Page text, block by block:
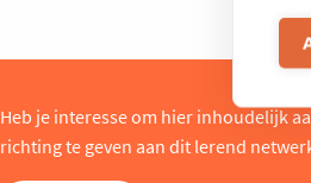
Heb je interesse om hier inhoudelijk
richting te geven aan dit lerend